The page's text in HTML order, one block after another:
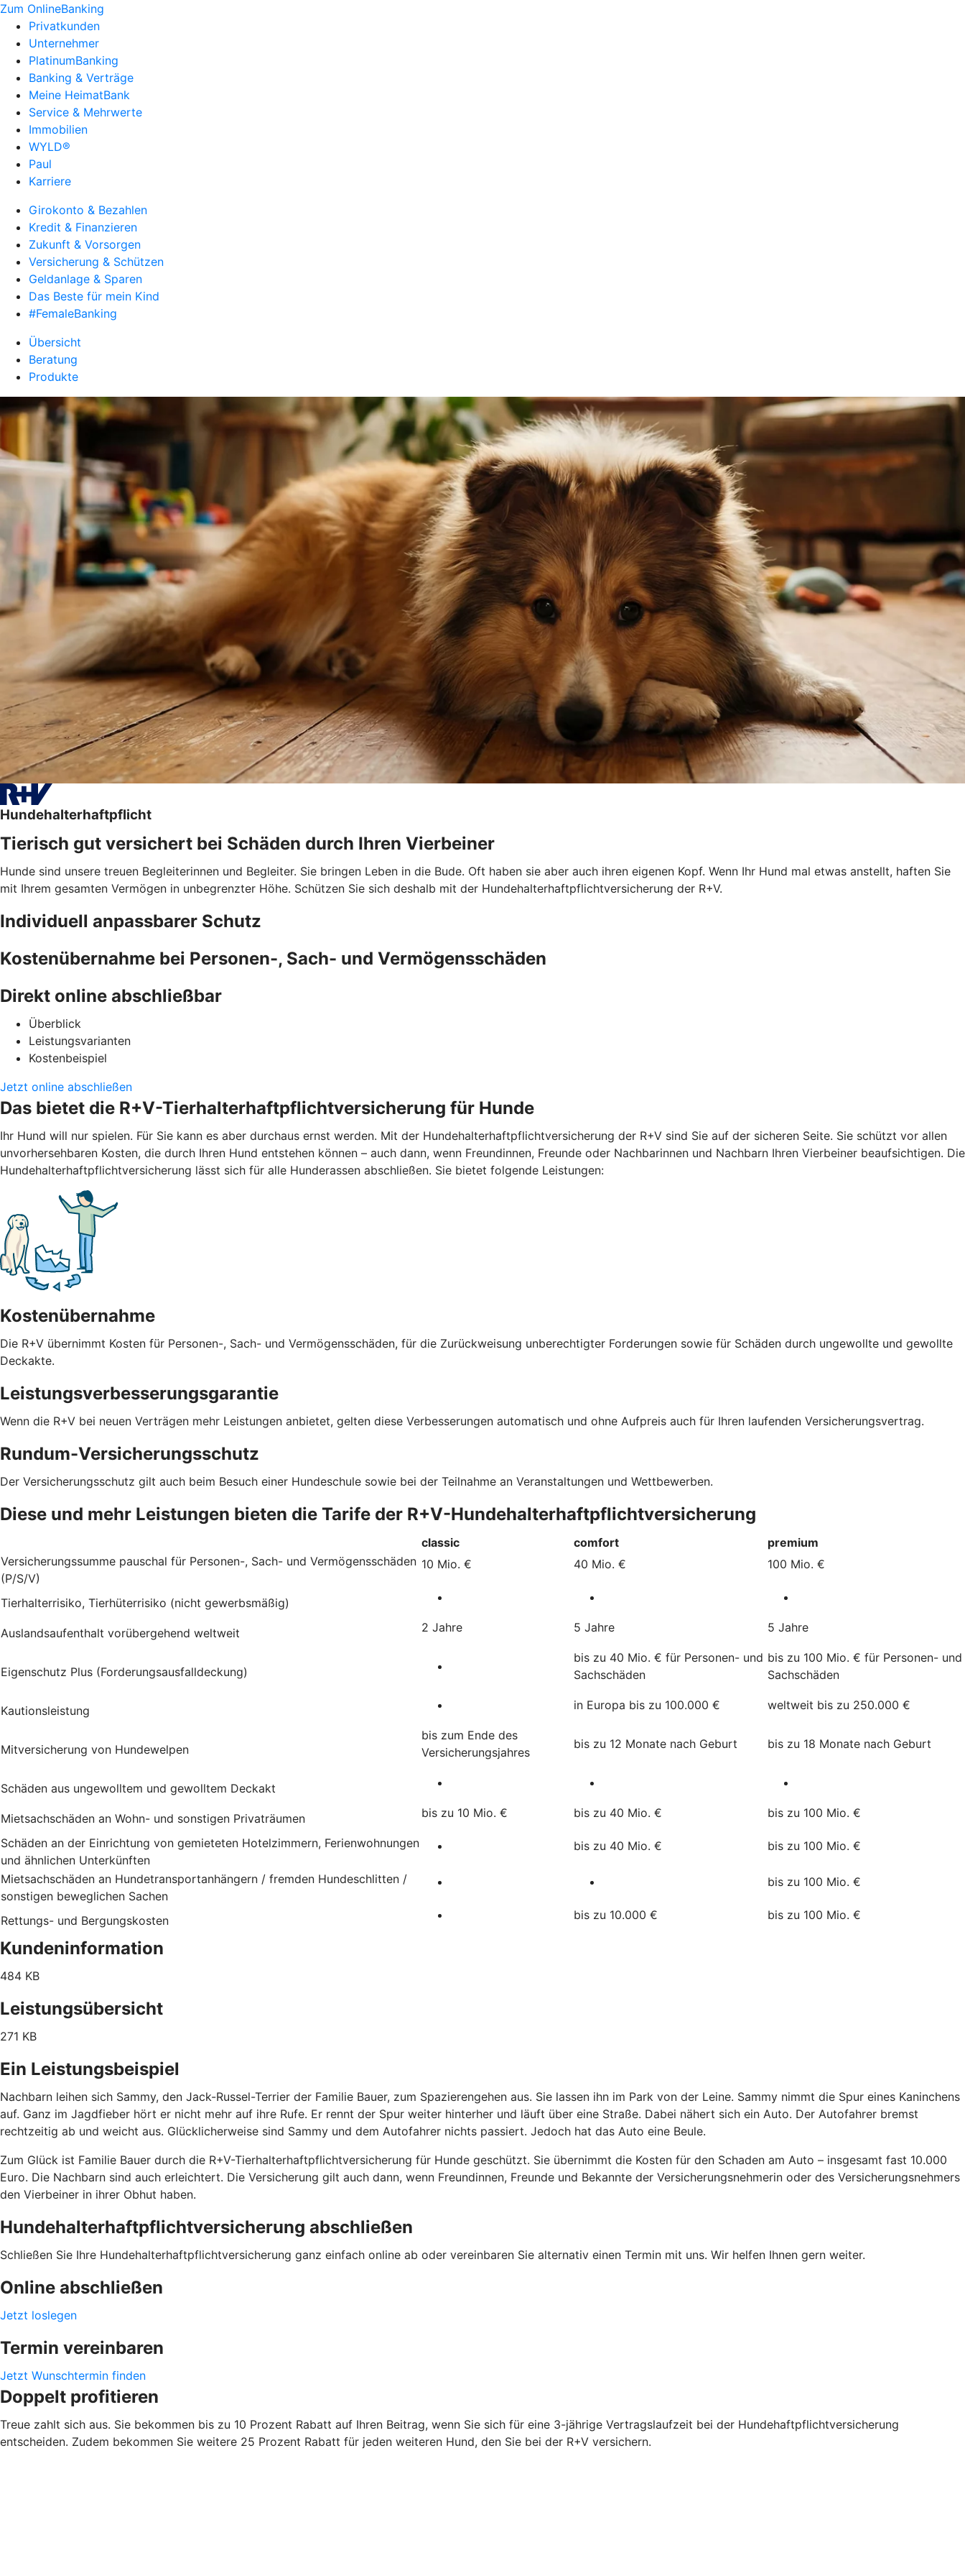
Zum OnlineBanking
Privatkunden
Unternehmer
PlatinumBanking
Banking & Verträge
Meine HeimatBank
Service & Mehrwerte
Immobilien
WYLD®
Paul
Karriere
Girokonto & Bezahlen
Kredit & Finanzieren
Zukunft & Vorsorgen
Versicherung & Schützen
Geldanlage & Sparen
Das Beste für mein Kind
#FemaleBanking
Übersicht
Beratung
Produkte
Hundehalterhaftpflicht
Tierisch gut versichert bei Schäden durch Ihren Vierbeiner
Hunde sind unsere treuen Begleiterinnen und Begleiter. Sie bringen Leben in die Bude. Oft haben sie aber auch ihren eigenen Kopf. Wenn Ihr Hund mal etwas anstellt, haften Sie
mit Ihrem gesamten Vermögen in unbegrenzter Höhe. Schützen Sie sich deshalb mit der Hundehalterhaftpflichtversicherung der R+V.
Individuell anpassbarer Schutz
Kostenübernahme bei Personen-, Sach- und Vermögensschäden
Direkt online abschließbar
Überblick
Leistungsvarianten
Kostenbeispiel
Jetzt online abschließen
Das bietet die R+V-Tierhalterhaftpflichtversicherung für Hunde
Ihr Hund will nur spielen. Für Sie kann es aber durchaus ernst werden. Mit der Hundehalterhaftpflichtversicherung der R+V sind Sie auf der sicheren Seite. Sie schützt vor allen
unvorhersehbaren Kosten, die durch Ihren Hund entstehen können – auch dann, wenn Freundinnen, Freunde oder Nachbarinnen und Nachbarn Ihren Vierbeiner beaufsichtigen. Die
Hundehalterhaftpflichtversicherung lässt sich für alle Hunderassen abschließen. Sie bietet folgende Leistungen:
Kostenübernahme
Die R+V übernimmt Kosten für Personen-, Sach- und Vermögensschäden, für die Zurückweisung unberechtigter Forderungen sowie für Schäden durch ungewollte und gewollte
Deckakte.
Leistungsverbesserungsgarantie
Wenn die R+V bei neuen Verträgen mehr Leistungen anbietet, gelten diese Verbesserungen automatisch und ohne Aufpreis auch für Ihren laufenden Versicherungsvertrag.
Rundum-Versicherungsschutz
Der Versicherungsschutz gilt auch beim Besuch einer Hundeschule sowie bei der Teilnahme an Veranstaltungen und Wettbewerben.
Diese und mehr Leistungen bieten die Tarife der R+V-Hundehalterhaftpflichtversicherung
classic comfort
premium
Versicherungssumme pauschal für Personen-, Sach- und Vermögensschäden
(P/S/V)
10 Mio. € 40 Mio. € 100 Mio. €
Tierhalterrisiko, Tierhüterrisiko (nicht gewerbsmäßig)
Auslandsaufenthalt vorübergehend weltweit 2 Jahre 5 Jahre 5 Jahre
Eigenschutz Plus (Forderungsausfalldeckung)
bis zu 40 Mio. € für Personen- und
Sachschäden
bis zu 100 Mio. € für Personen- und
Sachschäden
Kautionsleistung in Europa bis zu 100.000 € weltweit bis zu 250.000 €
Mitversicherung von Hundewelpen
bis zum Ende des
Versicherungsjahres
bis zu 12 Monate nach Geburt bis zu 18 Monate nach Geburt
Schäden aus ungewolltem und gewolltem Deckakt
Mietsachschäden an Wohn- und sonstigen Privaträumen bis zu 10 Mio. € bis zu 40 Mio. € bis zu 100 Mio. €
Schäden an der Einrichtung von gemieteten Hotelzimmern, Ferienwohnungen
und ähnlichen Unterkünften
bis zu 40 Mio. € bis zu 100 Mio. €
Mietsachschäden an Hundetransportanhängern / fremden Hundeschlitten /
sonstigen beweglichen Sachen
bis zu 100 Mio. €
Rettungs- und Bergungskosten bis zu 10.000 € bis zu 100 Mio. €
Kundeninformation
484 KB
Leistungsübersicht
271 KB
Ein Leistungsbeispiel
Nachbarn leihen sich Sammy, den Jack-Russel-Terrier der Familie Bauer, zum Spazierengehen aus. Sie lassen ihn im Park von der Leine. Sammy nimmt die Spur eines Kaninchens
auf. Ganz im Jagdfieber hört er nicht mehr auf ihre Rufe. Er rennt der Spur weiter hinterher und läuft über eine Straße. Dabei nähert sich ein Auto. Der Autofahrer bremst
rechtzeitig ab und weicht aus. Glücklicherweise sind Sammy und dem Autofahrer nichts passiert. Jedoch hat das Auto eine Beule.
Zum Glück ist Familie Bauer durch die R+V-Tierhalterhaftpflichtversicherung für Hunde geschützt. Sie übernimmt die Kosten für den Schaden am Auto – insgesamt fast 10.000
Euro. Die Nachbarn sind auch erleichtert. Die Versicherung gilt auch dann, wenn Freundinnen, Freunde und Bekannte der Versicherungsnehmerin oder des Versicherungsnehmers
den Vierbeiner in ihrer Obhut haben.
Hundehalterhaftpflichtversicherung abschließen
Schließen Sie Ihre Hundehalterhaftpflichtversicherung ganz einfach online ab oder vereinbaren Sie alternativ einen Termin mit uns. Wir helfen Ihnen gern weiter.
Online abschließen
Jetzt loslegen
Termin vereinbaren
Jetzt Wunschtermin finden
Doppelt profitieren
Treue zahlt sich aus. Sie bekommen bis zu 10 Prozent Rabatt auf Ihren Beitrag, wenn Sie sich für eine 3-jährige Vertragslaufzeit bei der Hundehaftpflichtversicherung
entscheiden. Zudem bekommen Sie weitere 25 Prozent Rabatt für jeden weiteren Hund, den Sie bei der R+V versichern.